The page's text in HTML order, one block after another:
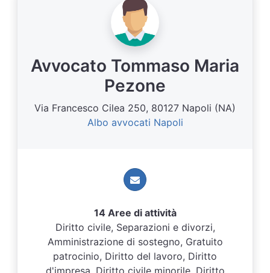
Avvocato Tommaso Maria
Pezone
Via Francesco Cilea 250, 80127 Napoli (NA)
Albo avvocati Napoli
14 Aree di attività
Diritto civile, Separazioni e divorzi,
Amministrazione di sostegno, Gratuito
patrocinio, Diritto del lavoro, Diritto
d'impresa, Diritto civile minorile, Diritto